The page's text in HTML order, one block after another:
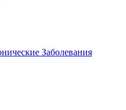
Заболевания